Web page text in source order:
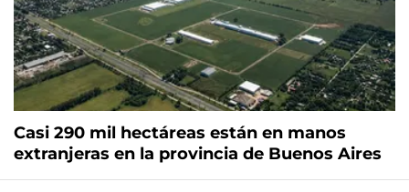
Casi 290 mil hectáreas están en manos
extranjeras en la provincia de Buenos Aires